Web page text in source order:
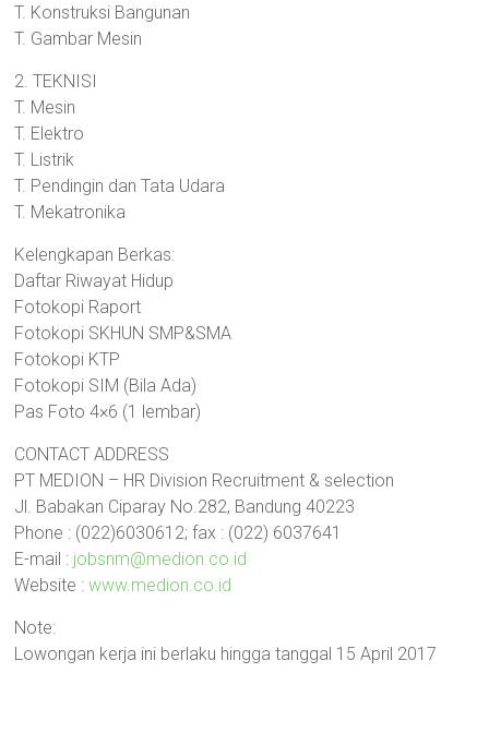
T. Konstruksi Bangunan
T. Gambar Mesin
2. TEKNISI
T. Mesin
T. Elektro
T. Listrik
T. Pendingin dan Tata Udara
T. Mekatronika
Kelengkapan Berkas:
Daftar Riwayat Hidup
Fotokopi Raport
Fotokopi SKHUN SMP&SMA
Fotokopi KTP
Fotokopi SIM (Bila Ada)
Pas Foto 4×6 (1 lembar)
CONTACT ADDRESS
PT MEDION – HR Division Recruitment & selection
Jl. Babakan Ciparay No.282, Bandung 40223
Phone : (022)6030612; fax : (022) 6037641
E-mail : jobsnm@medion.co.id
Website :www.medion.co.id
Note:
Lowongan kerja ini berlaku hingga tanggal 15 April 2017